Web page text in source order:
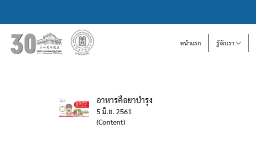
หน้าแรก รู้จักเรา
อาหารคือยาบำรุง
5 มิ.ย. 2561
(Content)